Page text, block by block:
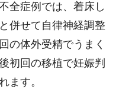
全症例では、着床し
併せて自律神経調整
の体外受精でうまく
初回の移植で妊娠判
ます。